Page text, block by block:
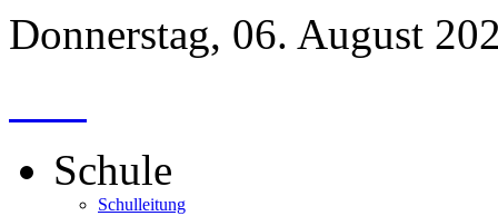
Donnerstag, 06. August
Schule
Schulleitung